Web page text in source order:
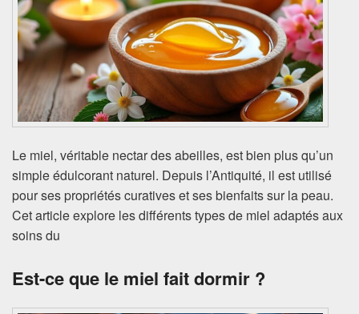
Le miel, véritable nectar des abeilles, est bien plus qu’un
simple édulcorant naturel. Depuis l’Antiquité, il est utilisé
pour ses propriétés curatives et ses bienfaits sur la peau.
Cet article explore les différents types de miel adaptés aux
soins du
Est-ce que le miel fait dormir ?